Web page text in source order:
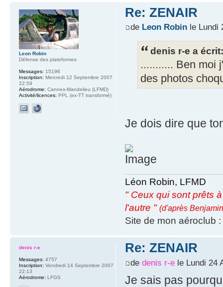
Re: ZENAIR
de Leon Robinle Lundi
denis r-e a écrit:
........... Ben moi
des photos
Je dois dire que
Léon Robin, LFMD
" Ceux qui sont prêts
l'autre " (d'après
Site de mon aéroclub :
Leon Robin
Défense des plateformes
Messages: 15196
Inscription: Mercredi 12 Septembre 2007
22:59
Aérodrome: Cannes-Mandelieu (LFMD)
Activité/licences: PPL (ex-TT transformé)
Re: ZENAIR
de denis r-ele Lundi 24
Je sais pas
denis r-e
Messages: 4757
Inscription: Vendredi 14 Septembre 2007
22:13
Aérodrome: LFGS